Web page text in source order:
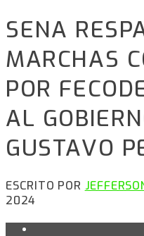
SENA
MARCHAS
POR
AL
GUSTAVO
ESCRITO POR
2024